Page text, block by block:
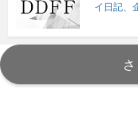
イ日記、